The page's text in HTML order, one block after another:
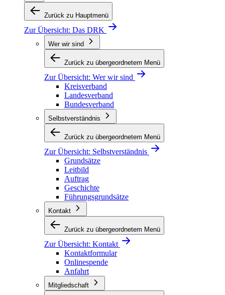
Zurück zu Hauptmenü
Zur Übersicht: Das DRK
Wer wir sind
Zurück zu übergeordnetem Menü
Zur Übersicht: Wer wir sind
Kreisverband
Landesverband
Bundesverband
Selbstverständnis
Zurück zu übergeordnetem Menü
Zur Übersicht: Selbstverständnis
Grundsätze
Leitbild
Auftrag
Geschichte
Führungsgrundsätze
Kontakt
Zurück zu übergeordnetem Menü
Zur Übersicht: Kontakt
Kontaktformular
Onlinespende
Anfahrt
Mitgliedschaft